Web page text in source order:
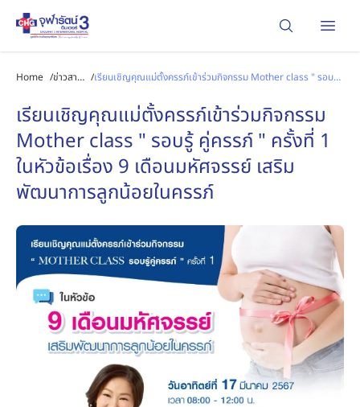
Home /ข่าวสาร
/เรียนเชิญคุณแม่ตั้งครรภ์เข้าร่วมกิจกรรม Mother class " รอบรู้
ลูกน้อยในครรภ์
เรียนเชิญคุณแม่ตั้งครรภ์เข้าร่วมกิจกรรม
Mother class " รอบรู้ คู่ครรภ์ " ครั้งที่ 1
ในหัวข้อเรื่อง 9 เดือนมหัศจรรย์ เสริม
พัฒนาการลูกน้อยในครรภ์